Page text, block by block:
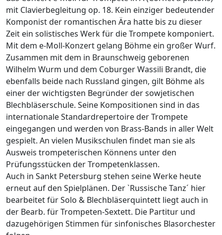
mit Clavierbegleitung op. 18. Kein einziger bedeutender
Komponist der romantischen Ära hatte bis zu dieser
Zeit ein solistisches Werk für die Trompete komponiert.
Mit dem e-Moll-Konzert gelang Böhme ein großer Wurf.
Zusammen mit dem in Braunschweig geborenen
Wilhelm Wurm und dem Coburger Wassili Brandt, die
ebenfalls beide nach Russland gingen, gilt Böhme als
einer der wichtigsten Begründer der sowjetischen
Blechbläserschule. Seine Kompositionen sind in das
internationale Standardrepertoire der Trompete
eingegangen und werden von Brass-Bands in aller Welt
gespielt. An vielen Musikschulen findet man sie als
Ausweis trompeterischen Könnens unter den
Prüfungsstücken der Trompetenklassen.
Auch in Sankt Petersburg stehen seine Werke heute
erneut auf den Spielplänen. Der `Russische Tanz´ hier
bearbeitet für Solo & Blechbläserquintett liegt auch in
der Bearb. für Trompeten-Sextett. Die Partitur und
dazugehörigen Stimmen für sinfonisches Blasorchester